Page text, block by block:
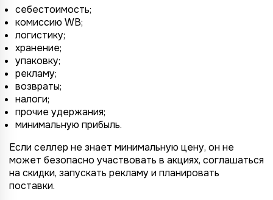
себестоимость;
комиссию WB;
логистику;
хранение;
упаковку;
рекламу;
возвраты;
налоги;
прочие удержания;
минимальную прибыль.
Если селлер не знает минимальную цену, он не
может безопасно участвовать в акциях, соглашаться
на скидки, запускать рекламу и планировать
поставки.